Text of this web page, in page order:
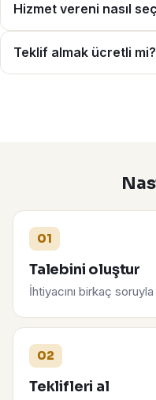
Hizmet vereni nasıl
Teklif almak ücretli mi?
01
Talebini oluştur
İhtiyacını birkaç
02
Teklifleri al